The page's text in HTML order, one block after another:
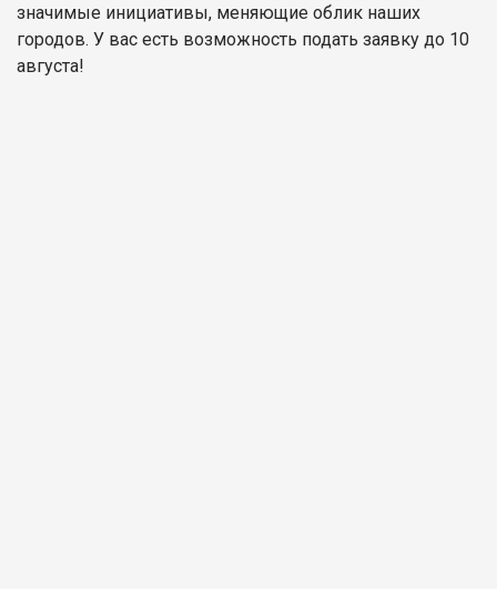
значимые инициативы, меняющие облик наших
городов. У вас есть возможность подать заявку до 10
августа!